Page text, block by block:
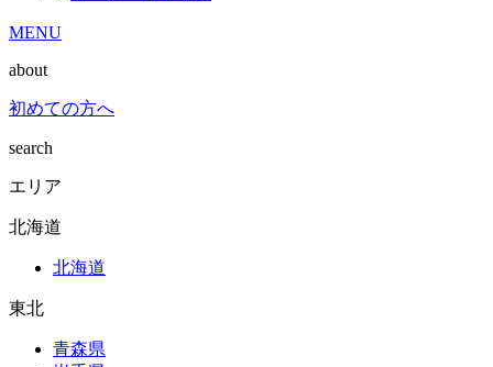
MENU
about
初めての方へ
search
エリア
北海道
北海道
東北
青森県